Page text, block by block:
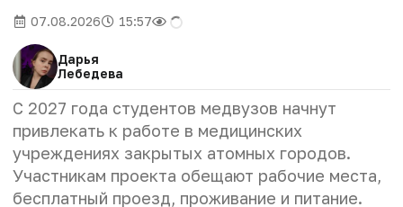
07.08.2026 15:57
Дарья
Лебедева
С 2027 года студентов медвузов начнут
привлекать к работе в медицинских
учреждениях закрытых атомных городов.
Участникам проекта обещают рабочие места,
бесплатный проезд, проживание и питание.